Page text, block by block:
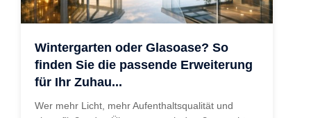
Wintergarten oder Glasoase? So
finden Sie die passende Erweiterung
für Ihr Zuhau...
Wer mehr Licht, mehr Aufenthaltsqualität und